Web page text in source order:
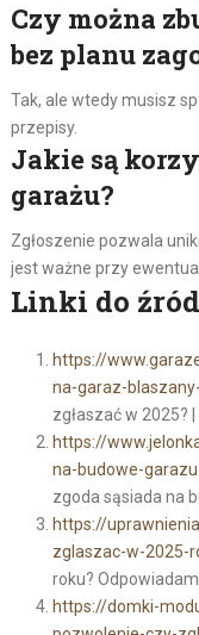
Czy można
bez planu
Tak, ale wtedy musisz
przepisy.
Jakie są
garażu?
Zgłoszenie pozwala
jest ważne przy
Linki do
https://
na-garaz-
zgłaszać w 2025?
https://
na-budowe-
zgoda sąsiada na
https://
zglaszac-w-2025-
roku?
https://domki-